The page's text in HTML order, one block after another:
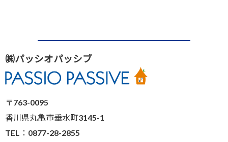
㈱パッシオパッシブ
〒763-0095
香川県丸亀市垂水町3145-1
TEL：0877-28-2855